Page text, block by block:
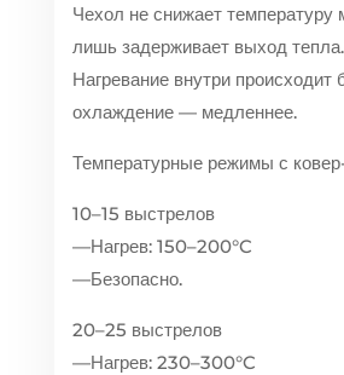
Чехол не снижает температуру
лишь задерживает выход тепла.
Нагревание внутри происходит
охлаждение — медленнее.
Температурные режимы с
10–15 выстрелов
—Нагрев: 150–200°C
—Безопасно.
20–25 выстрелов
—Нагрев: 230–300°C